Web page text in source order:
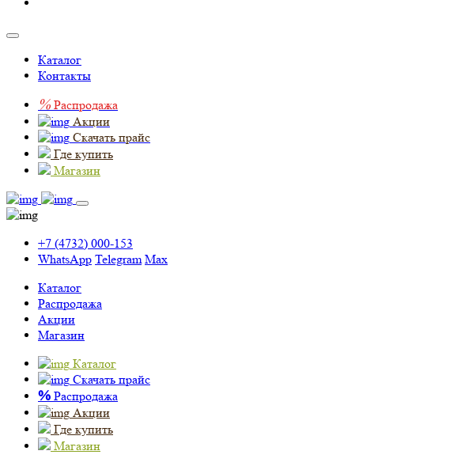
Каталог
Контакты
% Распродажа
Акции
Скачать прайс
Где купить
Магазин
+7 (4732) 000-153
WhatsApp Telegram Max
Каталог
Распродажа
Акции
Магазин
Каталог
Скачать прайс
% Распродажа
Акции
Где купить
Магазин